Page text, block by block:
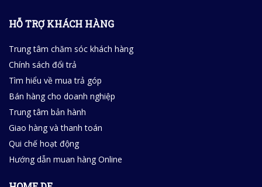
HỖ TRỢ KHÁCH HÀNG
Trung tâm chăm sóc khách hàng
Chính sách đổi trả
Tìm hiểu về mua trả góp
Bán hàng cho doanh nghiệp
Trung tâm bản hành
Giao hàng và thanh toán
Qui chế hoạt động
Hướng dẫn muan hàng Online